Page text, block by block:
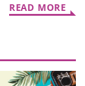
READ MORE